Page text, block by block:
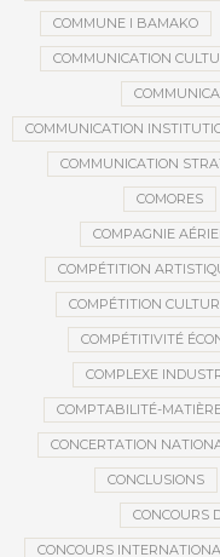
COMMUNE I BAMAKO
COMMUNICATION
COMMUNICATION
COMMUNICATION
COMORES
COMPAGNIE
COMPÉTITION
COMPÉTITION
COMPÉTITIVITÉ
COMPLEXE
COMPTABILITÉ-
CONCERTATION
CONCLUSIONS
CONCOURS
CONCOURS